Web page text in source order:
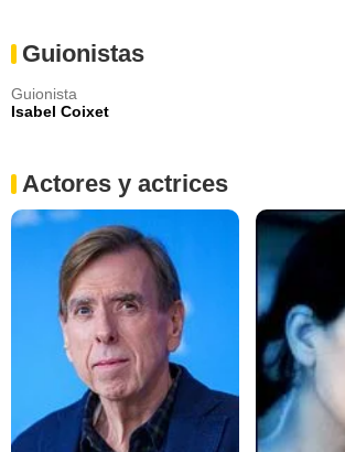
Guionistas
Guionista
Isabel Coixet
Actores y actrices